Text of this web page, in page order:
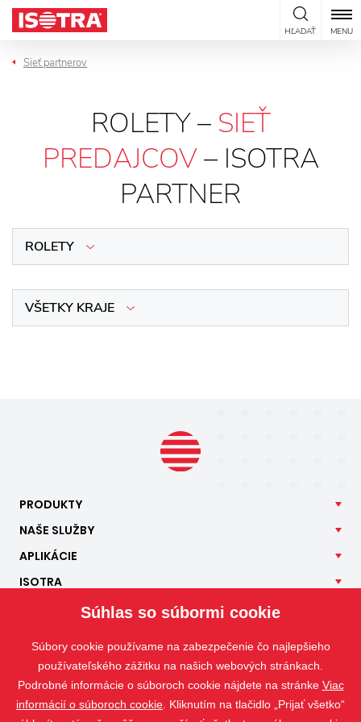
Preskočiť na obsah
HĽADAŤ MENU
Sieť partnerov
ROLETY – SIEŤ
PREDAJCOV– ISOTRA
PARTNER
ROLETY
VŠETKY KRAJE
PRODUKTY
NAŠE SLUŽBY
APLIKÁCIE
ISOTRA
Súhlas so súbormi cookie
Súbory cookie používame na zabezpečenie čo najlepšieho
používateľského zážitku na našich webových stránkach.
Podrobné informácie o súboroch cookie nájdete na stránke Viac
informácií o súboroch cookie . Kliknutím na tlačidlo „Prijať všetko“